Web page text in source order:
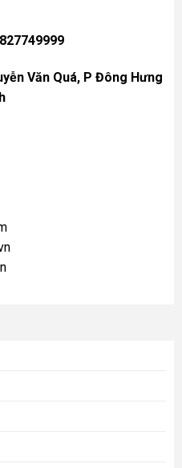
Văn Quá, P Đông Hưng